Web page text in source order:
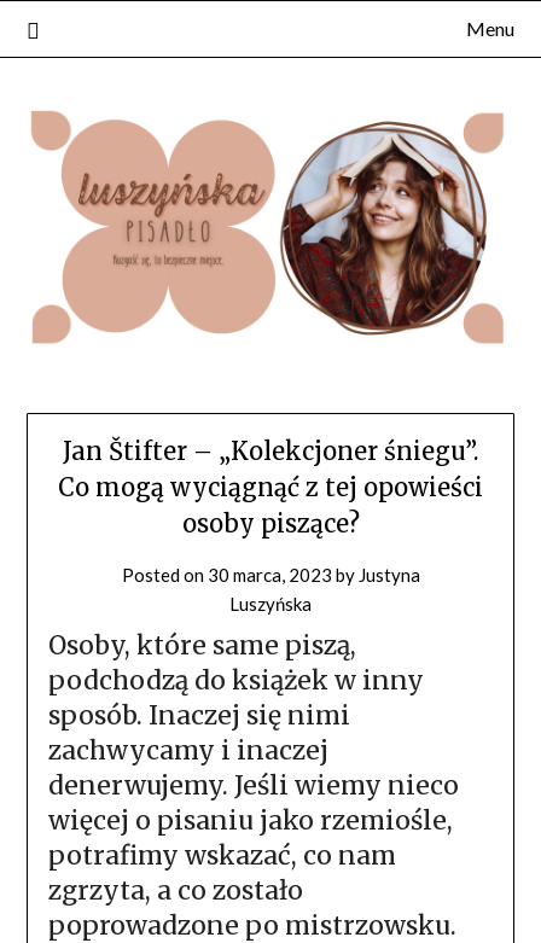
Menu
Jan Štifter – „Kolekcjoner śniegu”.
Co mogą wyciągnąć z tej opowieści
osoby piszące?
Posted on 30 marca, 2023 by Justyna
Luszyńska
Osoby, które same piszą,
podchodzą do książek w inny
sposób. Inaczej się nimi
zachwycamy i inaczej
denerwujemy. Jeśli wiemy nieco
więcej o pisaniu jako rzemiośle,
potrafimy wskazać, co nam
zgrzyta, a co zostało
poprowadzone po mistrzowsku.